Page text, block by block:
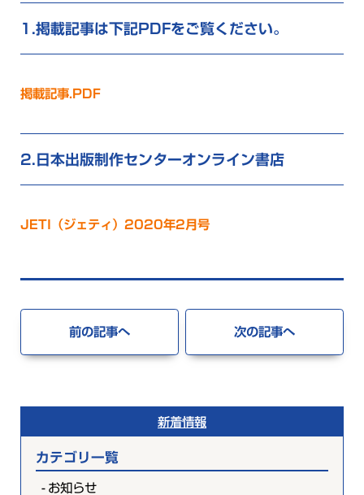
新着情報
カテゴリ一覧
お知らせ
掲載記事は下記PDFをご覧ください。
掲載記事.PDF
日本出版制作センターオンライン書店
JETI（ジェティ）2020年2月号
前の記事へ 次の記事へ